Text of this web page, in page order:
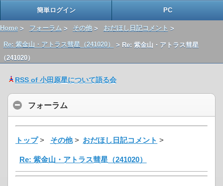
簡単ログイン PC
Home > フォーラム> その他> おだほし日記コメント >
Re: 紫金山・アトラス彗星（241020）
> Re: 紫金山・アトラス彗星
（241020）
RSS of 小田原星について語る会
フォーラム
トップ> その他> おだほし日記コメント >
Re: 紫金山・アトラス彗星（241020）